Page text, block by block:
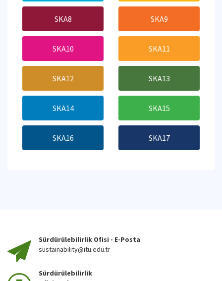
SKA8 SKA9
SKA10 SKA11
SKA12 SKA13
SKA14 SKA15
SKA16 SKA17
Sürdürülebilirlik Ofisi - E-Posta
sustainability@itu.edu.tr
Sürdürülebilirlik